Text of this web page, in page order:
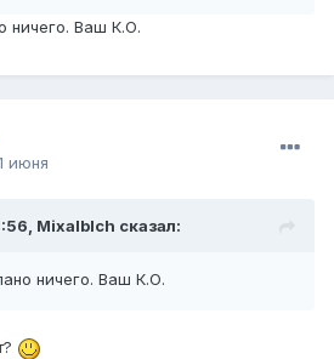
ничего. Ваш К.О.
июня
Mixalblch сказал:
ничего. Ваш К.О.